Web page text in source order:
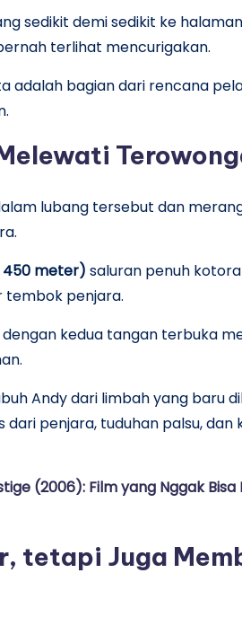
sedikit demi sedikit ke
terlihat mencurigakan.
adalah bagian dari rencana
lubang tersebut dan
450 meter) saluran penuh
tembok penjara.
kedua tangan terbuka
Andy dari limbah yang baru
penjara, tuduhan palsu, dan
(2006): Film yang Nggak
tetapi Juga